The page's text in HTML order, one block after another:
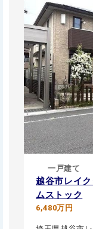
一戸建て
越谷市レイ
ムストック
6,480万円